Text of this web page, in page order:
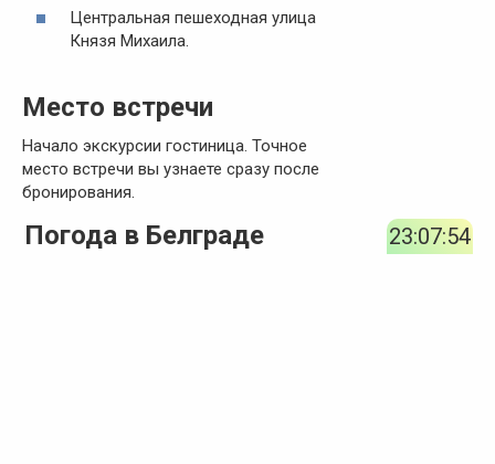
Центральная пешеходная улица
Князя Михаила.
Место встречи
Начало экскурсии гостиница. Точное
место встречи вы узнаете сразу после
бронирования.
Погода в Белграде 23:07:54